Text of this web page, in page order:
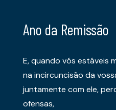
Ano da Remissão
E, quando vós estáveis
na incircuncisão da
juntamente com ele,
ofensas,